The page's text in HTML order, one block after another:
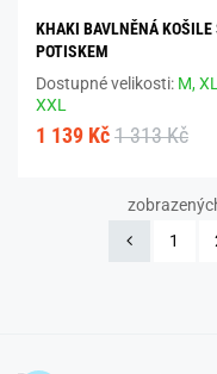
KHAKI BAVLNĚNÁ KOŠILE
POTISKEM
Dostupné velikosti: M,
XXL
1 139 Kč 1 313 Kč
1